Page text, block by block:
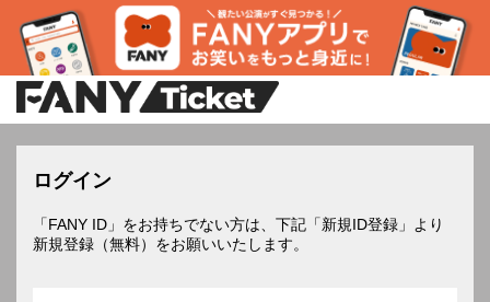
ログイン
「FANY ID」をお持ちでない方は、下記「新規ID登録」より
新規登録（無料）をお願いいたします。